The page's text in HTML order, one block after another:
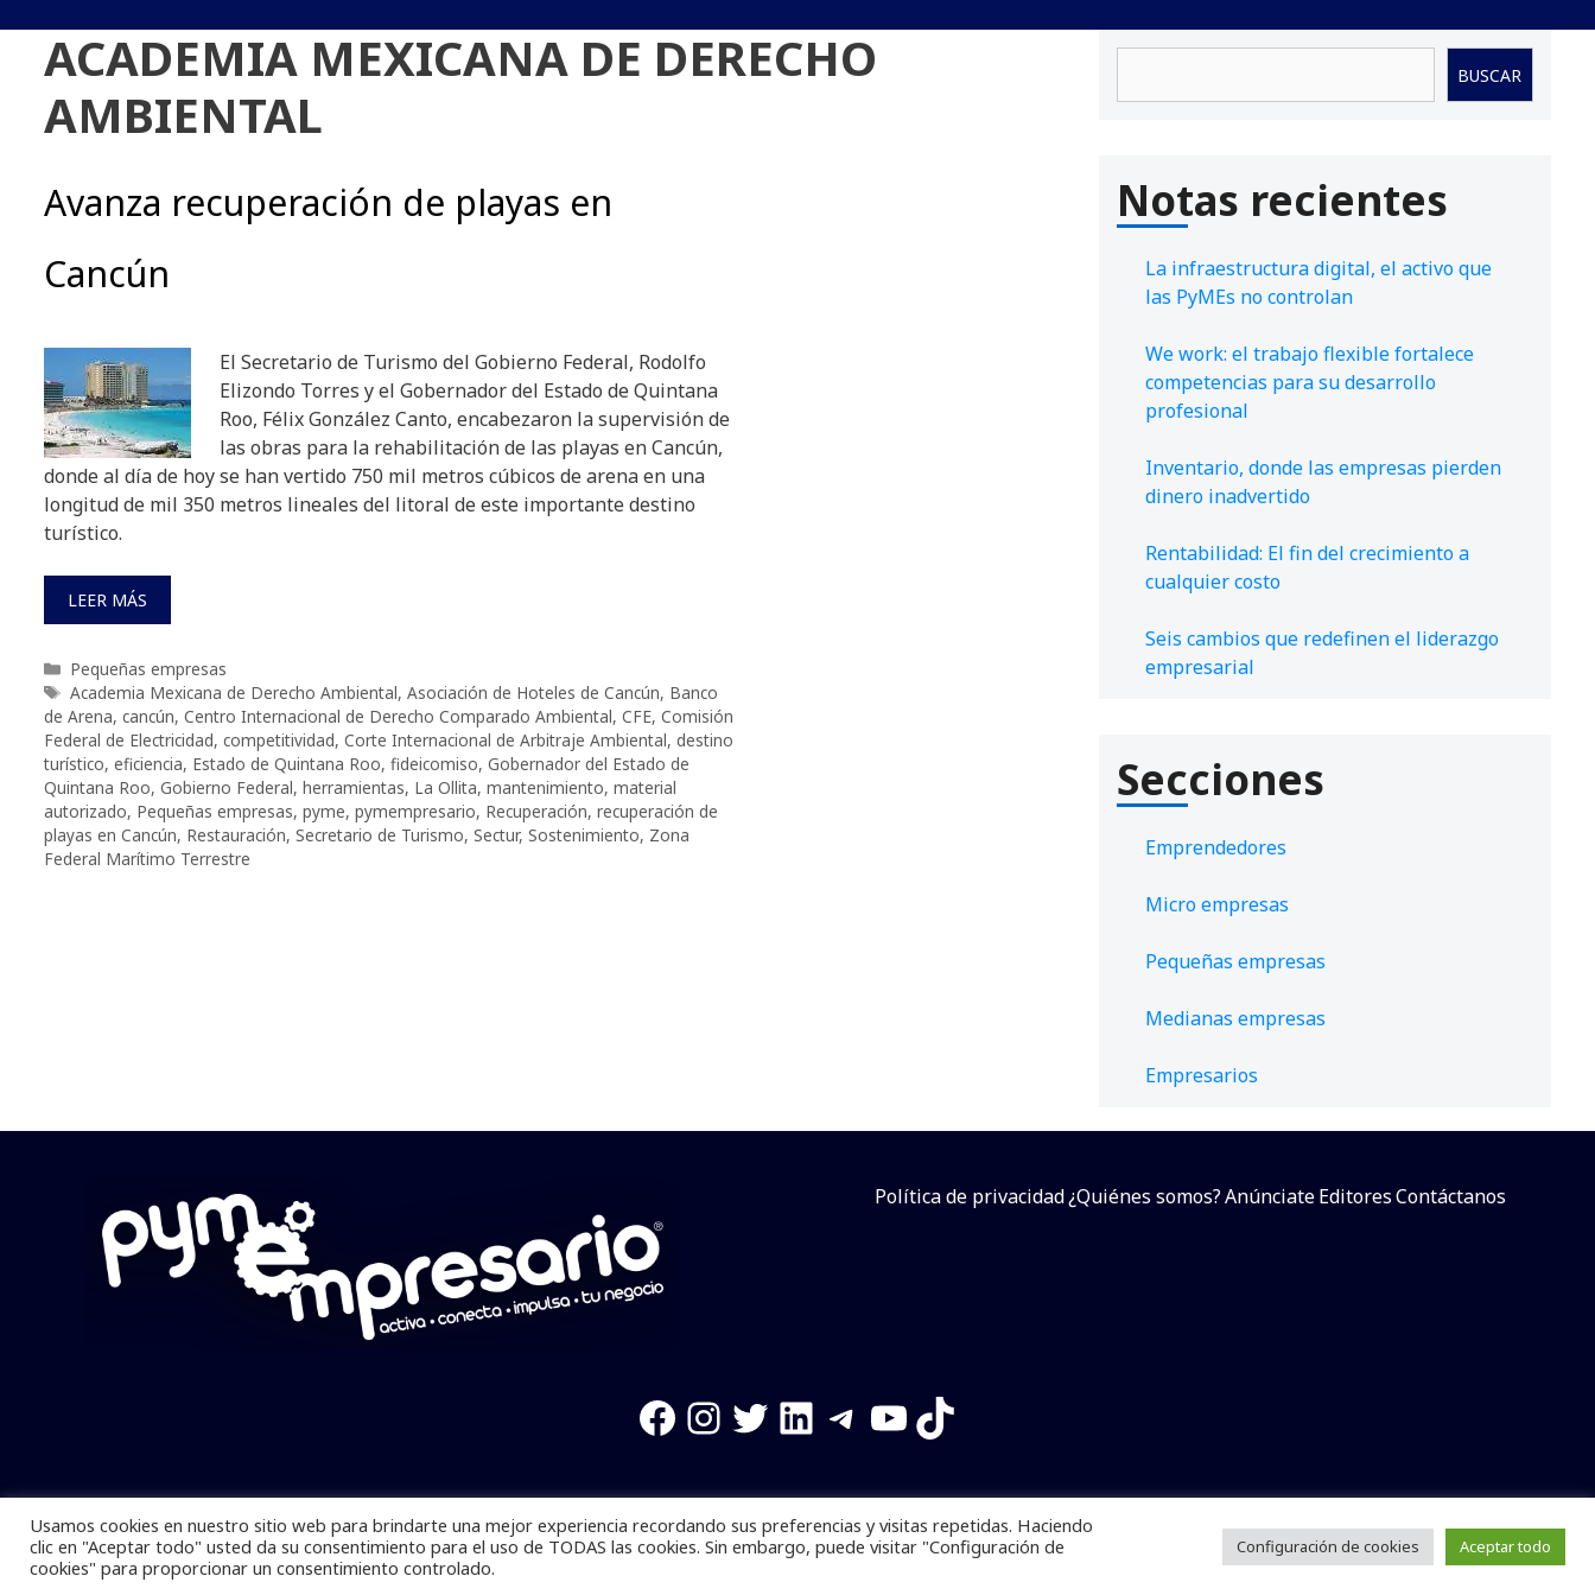
ACADEMIA MEXICANA DE DERECHO
AMBIENTAL
Avanza recuperación de playas en
Cancún
El Secretario de Turismo del Gobierno Federal, Rodolfo
Elizondo Torres y el Gobernador del Estado de Quintana
Roo, Félix González Canto, encabezaron la supervisión de
las obras para la rehabilitación de las playas en Cancún,
donde al día de hoy se han vertido 750 mil metros cúbicos de arena en una
longitud de mil 350 metros lineales del litoral de este importante destino
turístico.
LEER MÁS
Categorías
Pequeñas empresas
Etiquetas
Academia Mexicana de Derecho Ambiental, Asociación de Hoteles de Cancún, Banco
de Arena, cancún, Centro Internacional de Derecho Comparado Ambiental, CFE, Comisión
Federal de Electricidad, competitividad, Corte Internacional de Arbitraje Ambiental, destino
turístico, eficiencia, Estado de Quintana Roo, fideicomiso, Gobernador del Estado de
Quintana Roo, Gobierno Federal, herramientas, La Ollita, mantenimiento, material
autorizado, Pequeñas empresas, pyme, pymempresario, Recuperación, recuperación de
playas en Cancún, Restauración, Secretario de Turismo, Sectur, Sostenimiento, Zona
Federal Marítimo Terrestre
BUSCAR
Notas recientes
La infraestructura digital, el activo que
las PyMEs no controlan
We work: el trabajo flexible fortalece
competencias para su desarrollo
profesional
Inventario, donde las empresas pierden
dinero inadvertido
Rentabilidad: El fin del crecimiento a
cualquier costo
Seis cambios que redefinen el liderazgo
empresarial
Secciones
Emprendedores
Micro empresas
Pequeñas empresas
Medianas empresas
Empresarios
Política de privacidad¿Quiénes somos?AnúnciateEditoresContáctanos
Facebook
Instagram
Twitter
LinkedIn
Telegram
YouTube
TikTok
Pymempresario © 2025 Todos los derechos reservados. Se prohibe el uso de la información total o parcial sin dar referencia a la fuente.
Desarrollado poryalla ya!
Usamos cookies en nuestro sitio web para brindarte una mejor experiencia recordando sus preferencias y visitas repetidas. Haciendo
clic en "Aceptar todo" usted da su consentimiento para el uso de TODAS las cookies. Sin embargo, puede visitar "Configuración de
cookies" para proporcionar un consentimiento controlado.
Configuración de cookies Aceptar todo